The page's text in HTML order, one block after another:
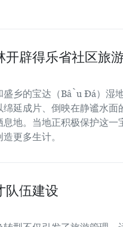
开辟得乐省社区旅
盛乡的宝达（Bầu Đá）湿
延成片、倒映在静谧水
地。当地正积极保护这
更多生计。
队伍建设